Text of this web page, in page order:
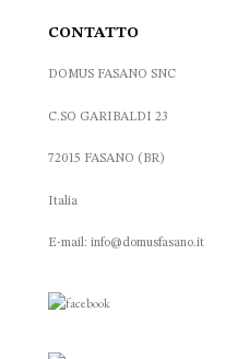
CONTATTO
DOMUS FASANO SNC
C.SO GARIBALDI 23
72015 FASANO (BR)
Italia
E-mail: info@domusfasano.it